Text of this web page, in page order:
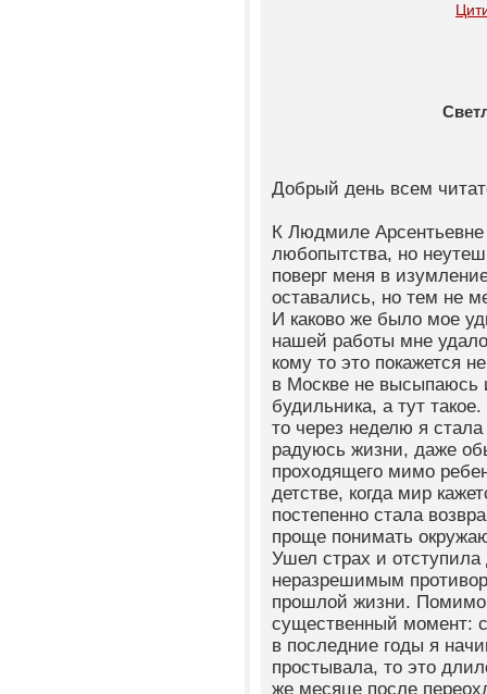
Добрый день всем
К Людмиле
любопытства, но
поверг меня в
оставались, но тем не
И каково же было мое
нашей работы мне
кому то это покажется
в Москве не высыпаюсь
будильника, а тут
то через неделю я
радуюсь жизни, даже
проходящего мимо
детстве, когда мир
постепенно стала
проще понимать
Ушел страх и
неразрешимым
прошлой жизни.
существенный момент:
в последние годы я
простывала, то это
же месяце после